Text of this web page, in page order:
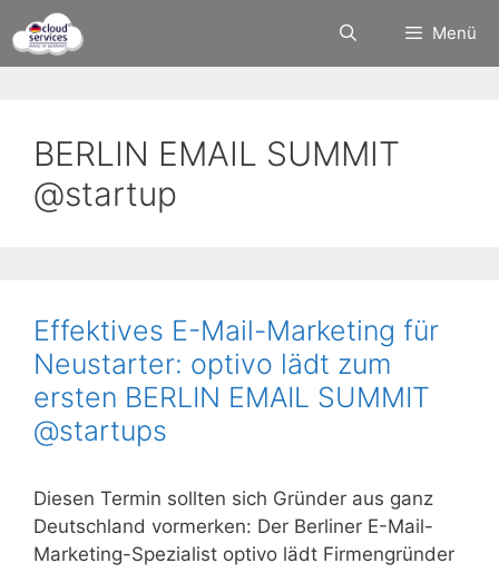
Inhalt
springen
Menü
BERLIN EMAIL SUMMIT
@startup
Effektives E-Mail-Marketing für
Neustarter: optivo lädt zum
ersten BERLIN EMAIL SUMMIT
@startups
Diesen Termin sollten sich Gründer aus ganz
Deutschland vormerken: Der Berliner E-Mail-
Marketing-Spezialist optivo lädt Firmengründer